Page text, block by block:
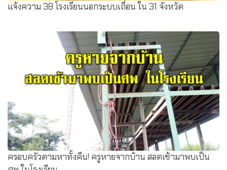
แจ้งความ 38 โรงเรียนนอกระบบเถื่อน ใน 31 จังหวัด
ครอบครัวตามหาทั้งคืน! ครูหายจากบ้าน สลดเช้ามาพบเป็น